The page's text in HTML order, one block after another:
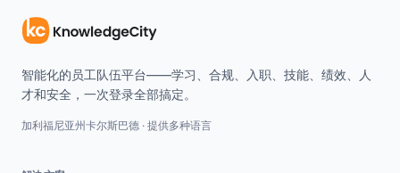
智能化的员工队伍平台——学习、合规、入职、技能、绩效、人
才和安全，一次登录全部搞定。
加利福尼亚州卡尔斯巴德 · 提供多种语言